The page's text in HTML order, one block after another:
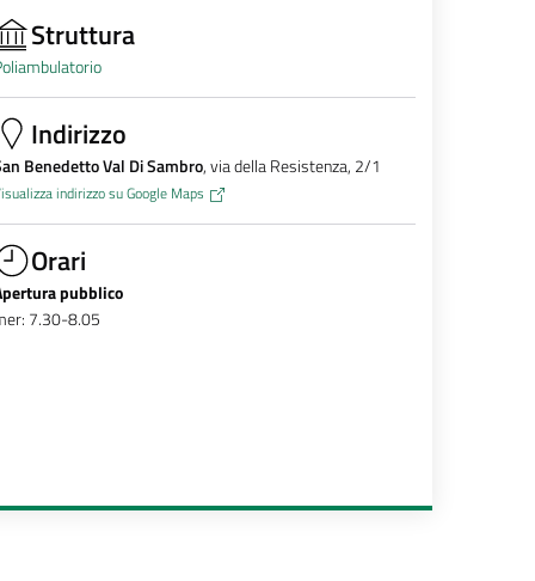
Struttura
Indirizzo
Benedetto Val Di Sambro, via della Resistenza, 2/1
indirizzo su Google Maps
Orari
pubblico
7.30-8.05